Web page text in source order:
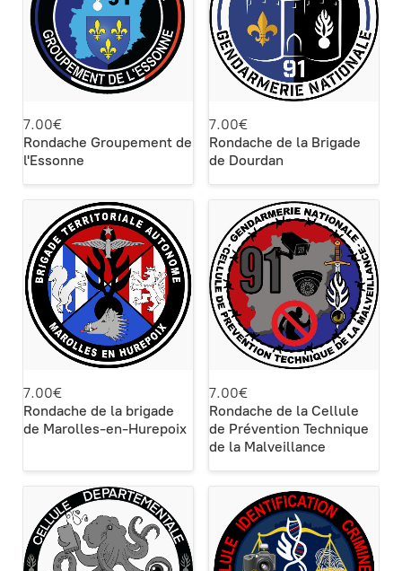
7.00€
Rondache Groupement de
l'Essonne
7.00€
Rondache de la Brigade
de Dourdan
7.00€
Rondache de la brigade
de Marolles-en-Hurepoix
7.00€
Rondache de la Cellule
de Prévention Technique
de la Malveillance